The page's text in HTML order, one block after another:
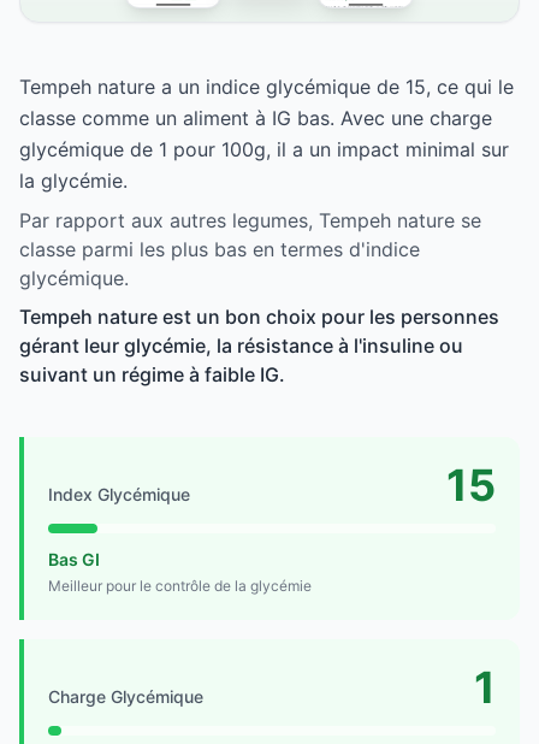
Tempeh nature a un indice glycémique de 15, ce qui le
classe comme un aliment à IG bas. Avec une charge
glycémique de 1 pour 100g, il a un impact minimal sur
la glycémie.
Par rapport aux autres legumes, Tempeh nature se
classe parmi les plus bas en termes d'indice
glycémique.
Tempeh nature est un bon choix pour les personnes
gérant leur glycémie, la résistance à l'insuline ou
suivant un régime à faible IG.
Index Glycémique 15
Bas GI
Meilleur pour le contrôle de la glycémie
Charge Glycémique 1